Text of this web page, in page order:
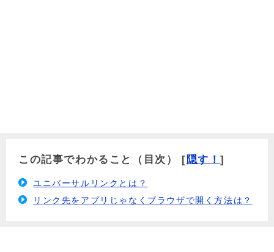
この記事でわかること（目次） [ 隠す！]
ユニバーサルリンクとは？
リンク先をアプリじゃなくブラウザで開く方法は？